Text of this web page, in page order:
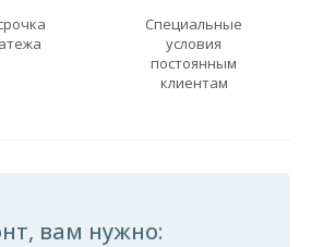
Специальные
условия
постоянным
клиентам
вам нужно: